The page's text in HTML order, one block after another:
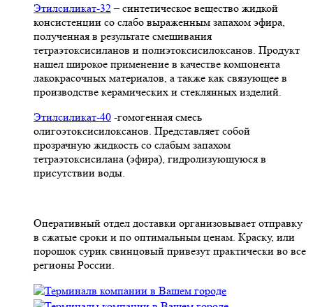
Этилсиликат-32– синтетическое вещество жидкой
консистенции со слабо выраженным запахом эфира,
полученная в результате смешивания
тетpаэтоксисиланов и полиэтоксисилоксанов. Продукт
нашел широкое применение в качестве компонента
лакокрасочных материалов, а также как связующее в
производстве керамических и стеклянных изделий.
Этилсиликат-40 -гомогенная смесь
олигоэтоксисилоксанов. Представляет собой
прозрачную жидкость со слабым запахом
тетраэтоксисилана (эфира), гидролизующуюся в
присутствии воды.
Оперативный отдел доставки организовывает отправку
в сжатые сроки и по оптимальным ценам. Краску, или
порошок сурик свинцовый привезут практически во все
регионы России.